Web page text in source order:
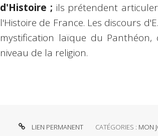
d'Histoire ; ils prétendent
l'Histoire de France. Les discours
mystification laïque du Panthéon,
niveau de la religion.
LIEN PERMANENT CATÉGORIES : MON